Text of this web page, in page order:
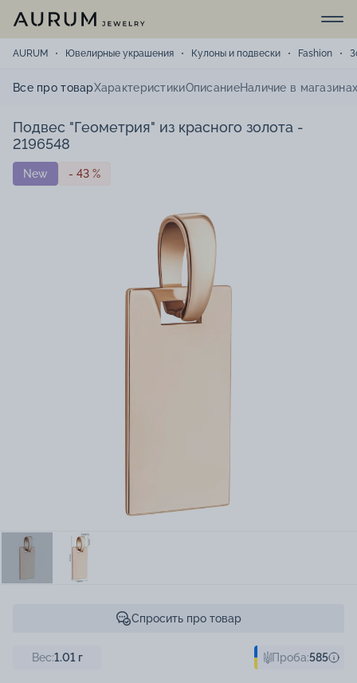
AURUM Ювелирные украшения Кулоны и подвески Fashion
Все про товарХарактеристикиОписаниеНаличие в
Подвес "Геометрия" из красного золота -
2196548
New - 43 %
Спросить про товар
Вес:1.01 г Проба:585